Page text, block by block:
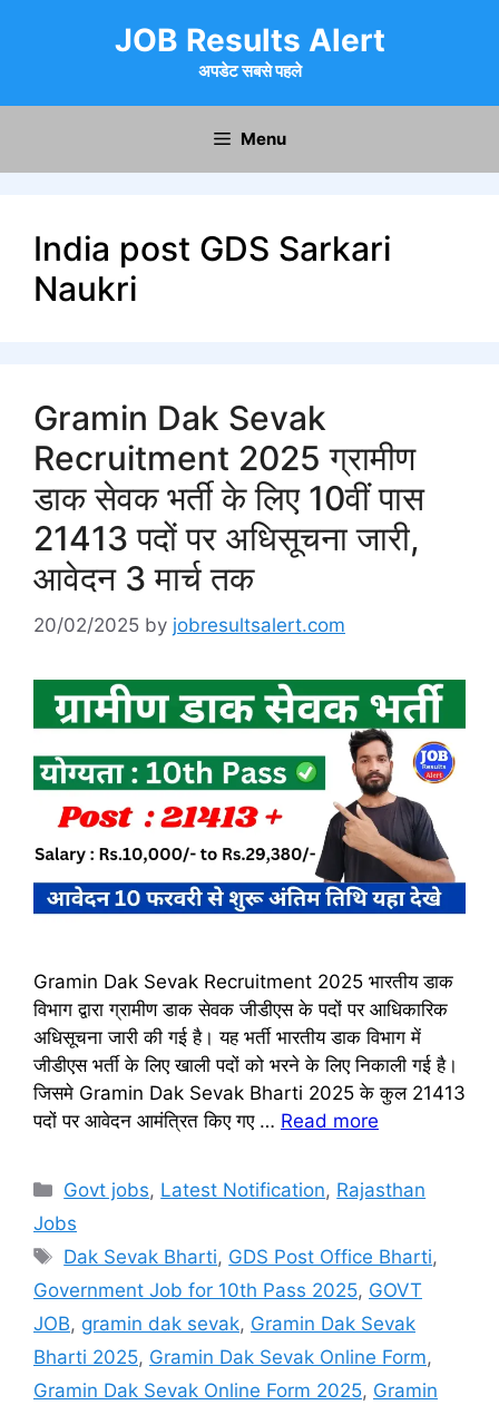
JOB Results Alert
अपडेट सबसे पहले
Menu
India post GDS Sarkari
Naukri
Gramin Dak Sevak
Recruitment 2025 ग्रामीण
डाक सेवक भर्ती के लिए 10वीं पास
21413 पदों पर अधिसूचना जारी,
आवेदन 3 मार्च तक
20/02/2025 by jobresultsalert.com
Gramin Dak Sevak Recruitment 2025 भारतीय डाक
विभाग द्वारा ग्रामीण डाक सेवक जीडीएस के पदों पर आधिकारिक
अधिसूचना जारी की गई है। यह भर्ती भारतीय डाक विभाग में
जीडीएस भर्ती के लिए खाली पदों को भरने के लिए निकाली गई है।
जिसमे Gramin Dak Sevak Bharti 2025 के कुल 21413
पदों पर आवेदन आमंत्रित किए गए … Read more
Categories
Govt jobs, Latest Notification, Rajasthan
Jobs
Tags
Dak Sevak Bharti, GDS Post Office Bharti,
Government Job for 10th Pass 2025, GOVT
JOB, gramin dak sevak, Gramin Dak Sevak
Bharti 2025, Gramin Dak Sevak Online Form,
Gramin Dak Sevak Online Form 2025, Gramin